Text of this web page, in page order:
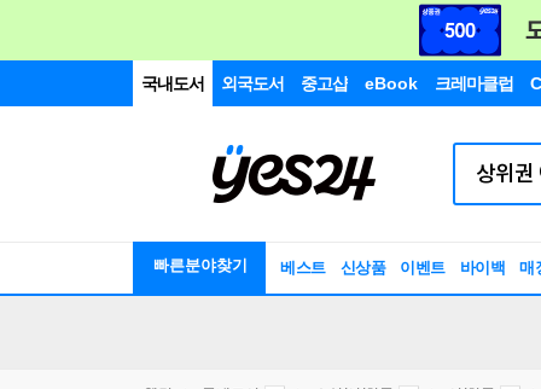
국내도서 외국도서 중고샵 eBook 크레마클럽
빠른분야찾기 베스트 신상품 이벤트 바이백 매